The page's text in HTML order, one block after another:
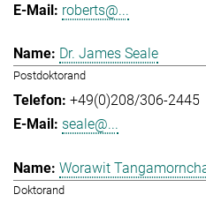
roberts@...
Dr. James Seale
Postdoktorand
+49(0)208/306-2445
seale@...
Worawit
Doktorand